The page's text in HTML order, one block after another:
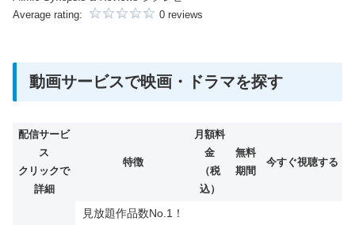
Average rating:
0 reviews
動画サービスで映画・ドラマを探す
配信サービ
ス
クリックで
詳細
特徴
月額料
金
（税
込）
無料
期間
今すぐ視聴する
見放題作品数No.1！